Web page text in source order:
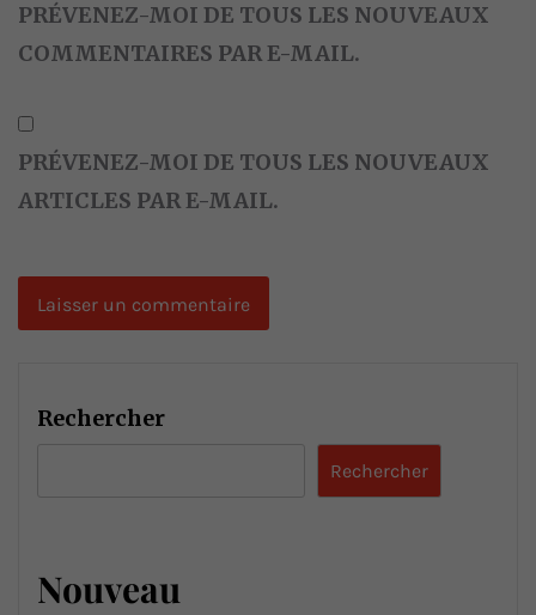
PRÉVENEZ-MOI DE TOUS LES NOUVEAUX
COMMENTAIRES PAR E-MAIL.
PRÉVENEZ-MOI DE TOUS LES NOUVEAUX
ARTICLES PAR E-MAIL.
Rechercher
Rechercher
Nouveau